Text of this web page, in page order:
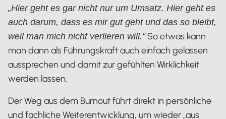
„Hier geht es gar nicht nur um Umsatz. Hier geht es
auch darum, dass es mir gut geht und das so bleibt,
weil man mich nicht verlieren will.“So etwas kann
man dann als Führungskraft auch einfach gelassen
aussprechen und damit zur gefühlten Wirklichkeit
werden lassen.
Der Weg aus dem Burnout führt direkt in persönliche
und fachliche Weiterentwicklung, um wieder „aus